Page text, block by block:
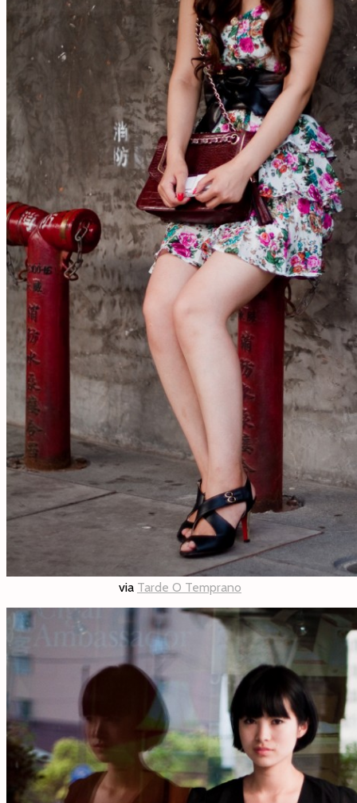
via Tarde O Temprano